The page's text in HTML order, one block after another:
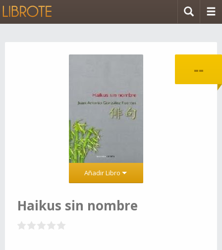
--
Añadir Libro
Haikus sin nombre